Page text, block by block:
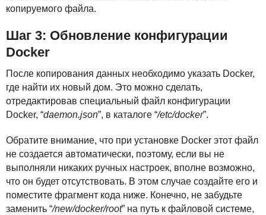
копируемого файла.
Шаг 3: Обновление конфигурации
Docker
После копирования данных необходимо указать Docker,
где найти их новый дом. Это можно сделать,
отредактировав специальный файл конфигурации
Docker, “daemon.json”, в каталоге “/etc/docker”.
Обратите внимание, что при установке Docker этот файл
не создается автоматически, поэтому, если вы не
выполняли никаких ручных настроек, вполне возможно,
что он будет отсутствовать. В этом случае создайте его и
поместите фрагмент кода ниже. Конечно, не забудьте
заменить “/new/docker/root” на путь к файловой системе,